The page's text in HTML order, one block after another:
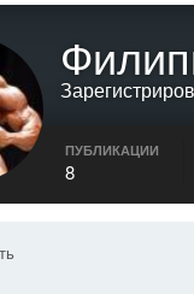
ПУБЛИКАЦИИ
8